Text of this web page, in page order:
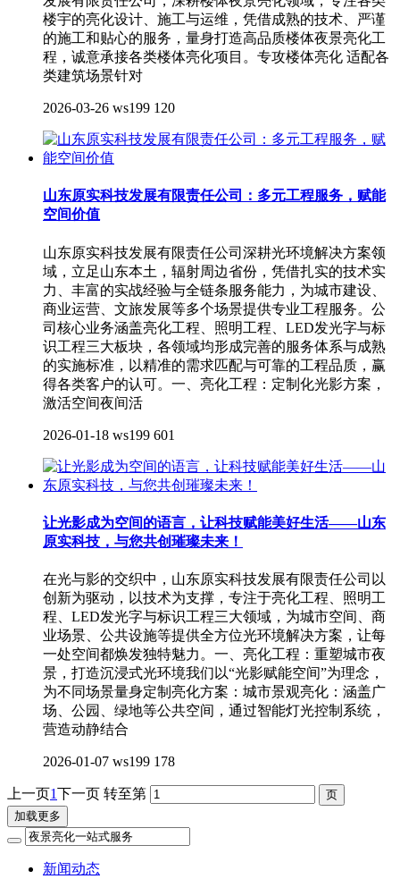
楼宇的亮化设计、施工与运维，凭借成熟的技术、严谨
的施工和贴心的服务，量身打造高品质楼体夜景亮化工
程，诚意承接各类楼体亮化项目。专攻楼体亮化 适配各
类建筑场景针对
2026-03-26 ws199 120
山东原实科技发展有限责任公司：多元工程服务，赋能
空间价值
山东原实科技发展有限责任公司深耕光环境解决方案领
域，立足山东本土，辐射周边省份，凭借扎实的技术实
力、丰富的实战经验与全链条服务能力，为城市建设、
商业运营、文旅发展等多个场景提供专业工程服务。公
司核心业务涵盖亮化工程、照明工程、LED发光字与标
识工程三大板块，各领域均形成完善的服务体系与成熟
的实施标准，以精准的需求匹配与可靠的工程品质，赢
得各类客户的认可。一、亮化工程：定制化光影方案，
激活空间夜间活
2026-01-18 ws199 601
让光影成为空间的语言，让科技赋能美好生活——山东
原实科技，与您共创璀璨未来！
在光与影的交织中，山东原实科技发展有限责任公司以
创新为驱动，以技术为支撑，专注于亮化工程、照明工
程、LED发光字与标识工程三大领域，为城市空间、商
业场景、公共设施等提供全方位光环境解决方案，让每
一处空间都焕发独特魅力。一、亮化工程：重塑城市夜
景，打造沉浸式光环境我们以“光影赋能空间”为理念，
为不同场景量身定制亮化方案：城市景观亮化：涵盖广
场、公园、绿地等公共空间，通过智能灯光控制系统，
营造动静结合
2026-01-07 ws199 178
上一页1下一页 转至第
加载更多
新闻动态